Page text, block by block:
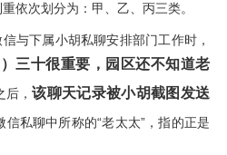
依次划分为：甲、乙、丙三类。
下属小胡私聊安排部门工作时，
三十很重要，园区还不知道老
后，该聊天记录被小胡截图发送
信私聊中所称的“老太太”，指的正是